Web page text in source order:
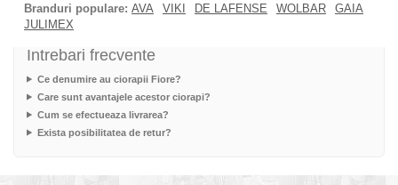
Branduri populare: AVA VIKI DE LAFENSE WOLBAR
GAIA
JULIMEX
Intrebari frecvente
Ce denumire au ciorapii Fiore?
Care sunt avantajele acestor ciorapi?
Cum se efectueaza livrarea?
Exista posibilitatea de retur?